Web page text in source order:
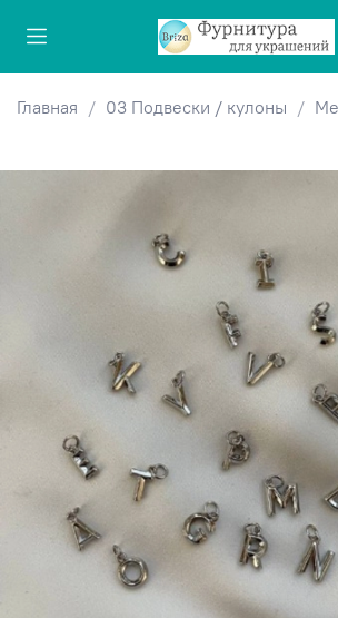
Главная 03 Подвески / кулоны